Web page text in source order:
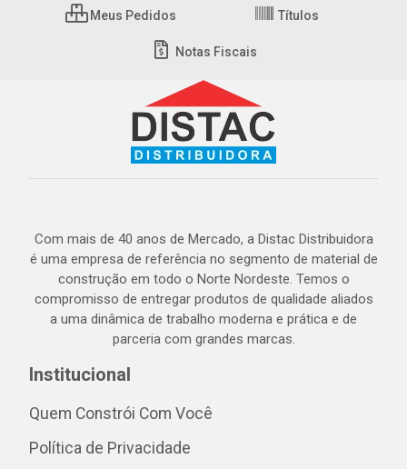
Meus Pedidos Títulos
Notas Fiscais
Com mais de 40 anos de Mercado, a Distac Distribuidora
é uma empresa de referência no segmento de material de
construção em todo o Norte Nordeste. Temos o
compromisso de entregar produtos de qualidade aliados
a uma dinâmica de trabalho moderna e prática e de
parceria com grandes marcas.
Institucional
Quem Constrói Com Você
Política de Privacidade